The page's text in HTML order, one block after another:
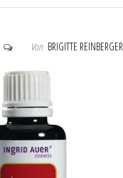
Von BRIGITTE REINBERGER